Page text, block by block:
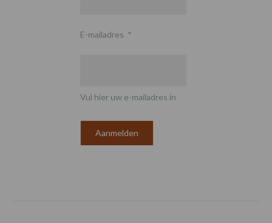
E-mailadres *
Vul hier uw e-mailadres in